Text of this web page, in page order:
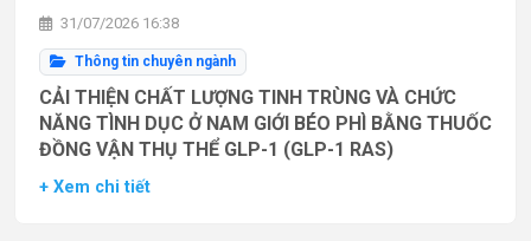
31/07/2026 16:38
Thông tin chuyên ngành
CẢI THIỆN CHẤT LƯỢNG TINH TRÙNG VÀ CHỨC
NĂNG TÌNH DỤC Ở NAM GIỚI BÉO PHÌ BẰNG THUỐC
ĐỒNG VẬN THỤ THỂ GLP-1 (GLP-1 RAS)
+ Xem chi tiết